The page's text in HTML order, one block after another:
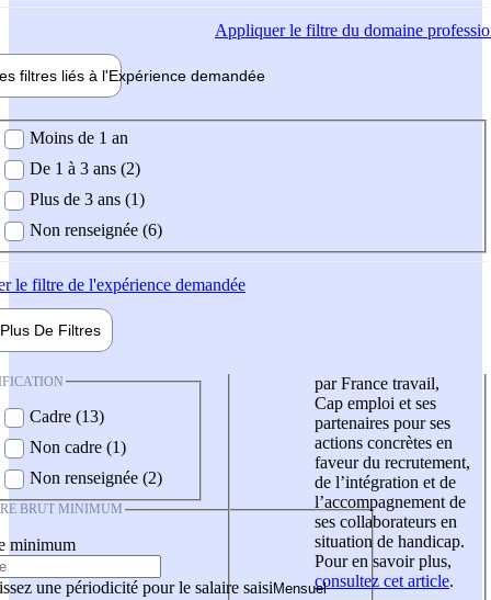
Appliquerle filtre du domaine
filtres liés à l'Expérience demandée
demandée
Moins de 1 an
De 1 à 3 ans (2)
Plus de 3 ans (1)
Non renseignée (6)
le filtre de l'expérience demandée
Plus De Filtres
Cadre (13)
Non cadre (1)
Non renseignée (2)
BRUT MINIMUM
minimum
une périodicité pour le salaire saisi
par France travail,
Cap emploi et ses
partenaires pour ses
actions concrètes en
faveur du recrutement,
de l’intégration et de
l’accompagnement de
ses collaborateurs en
situation de handicap.
Pour en savoir plus,
consultez cet article.